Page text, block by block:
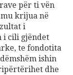
për ti vën
krijua në
i
i cili gjëndet
te fondotita
ishin
dhe